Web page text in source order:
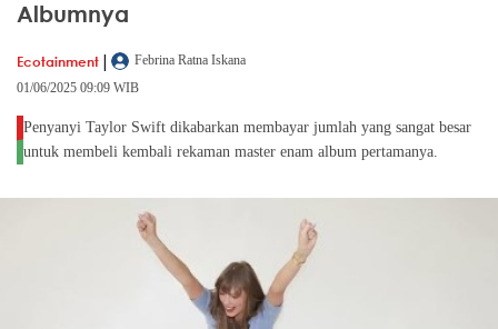
Albumnya
Ecotainment |
Febrina Ratna Iskana
01/06/2025 09:09 WIB
Penyanyi Taylor Swift dikabarkan membayar jumlah yang sangat besar
untuk membeli kembali rekaman master enam album pertamanya.